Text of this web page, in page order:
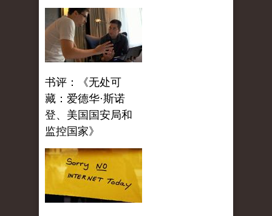
书评：《无处可
藏：爱德华·斯诺
登、美国国安局和
监控国家》